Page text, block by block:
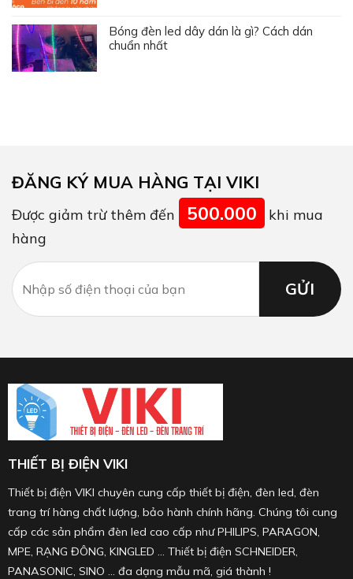
Bóng đèn led dây dán là gì? Cách dán
chuẩn nhất
ĐĂNG KÝ MUA HÀNG TẠI VIKI
Được giảm trừ thêm đến 500.000
khi mua
hàng
THIẾT BỊ ĐIỆN VIKI
Thiết bị điện VIKI chuyên cung cấp thiết bị điện, đèn led, đèn
trang trí hàng chất lượng, bảo hành chính hãng. Chúng tôi cung
cấp các sản phẩm đèn led cao cấp như PHILIPS, PARAGON,
MPE, RẠNG ĐÔNG, KINGLED ... Thiết bị điện SCHNEIDER,
PANASONIC, SINO ... đa dạng mẫu mã, giá thành !